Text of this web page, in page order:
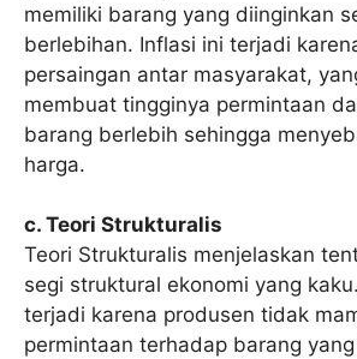
memiliki barang yang diinginkan
berlebihan. Inflasi ini terjadi
persaingan antar masyarakat,
membuat tingginya permintaan
barang berlebih sehingga
harga.
c. Teori Strukturalis
Teori Strukturalis menjelaskan
segi struktural ekonomi yang
terjadi karena produsen tidak
permintaan terhadap barang